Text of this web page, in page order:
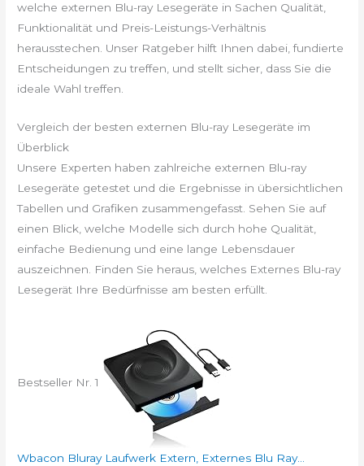
welche externen Blu-ray Lesegeräte in Sachen Qualität,
Funktionalität und Preis-Leistungs-Verhältnis
herausstechen. Unser Ratgeber hilft Ihnen dabei, fundierte
Entscheidungen zu treffen, und stellt sicher, dass Sie die
ideale Wahl treffen.
Vergleich der besten externen Blu-ray Lesegeräte im
Überblick
Unsere Experten haben zahlreiche externen Blu-ray
Lesegeräte getestet und die Ergebnisse in übersichtlichen
Tabellen und Grafiken zusammengefasst. Sehen Sie auf
einen Blick, welche Modelle sich durch hohe Qualität,
einfache Bedienung und eine lange Lebensdauer
auszeichnen. Finden Sie heraus, welches Externes Blu-ray
Lesegerät Ihre Bedürfnisse am besten erfüllt.
Bestseller Nr. 1
Wbacon Bluray Laufwerk Extern, Externes Blu Ray...